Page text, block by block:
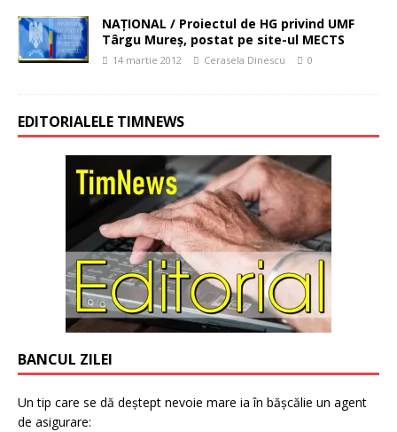
NAŢIONAL / Proiectul de HG privind UMF
Târgu Mureş, postat pe site-ul MECTS
14 martie 2012 Cerasela Dinescu 0
EDITORIALELE TIMNEWS
BANCUL ZILEI
Un tip care se dă deștept nevoie mare ia în bășcălie un agent
de asigurare: